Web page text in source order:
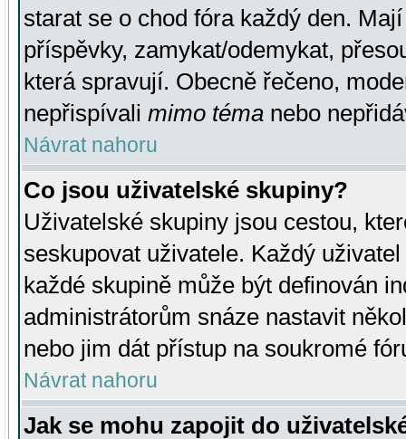
starat se o chod fóra každý den.
příspěvky, zamykat/odemykat,
která spravují. Obecně řečeno,
nepřispívali mimo téma nebo
Návrat nahoru
Co jsou uživatelské skupiny?
Uživatelské skupiny jsou cestou,
seskupovat uživatele. Každý
každé skupině může být definován
administrátorům snáze nastavit
nebo jim dát přístup na soukromé
Návrat nahoru
Jak se mohu zapojit do